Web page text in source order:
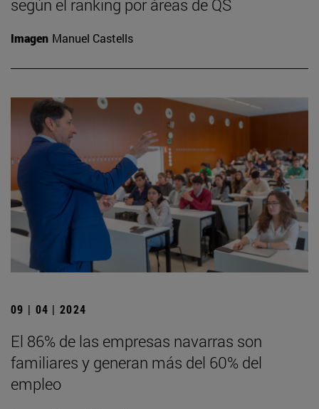
según el ranking por áreas de QS
Imagen Manuel Castells
09 | 04 | 2024
El 86% de las empresas navarras son
familiares y generan más del 60% del
empleo